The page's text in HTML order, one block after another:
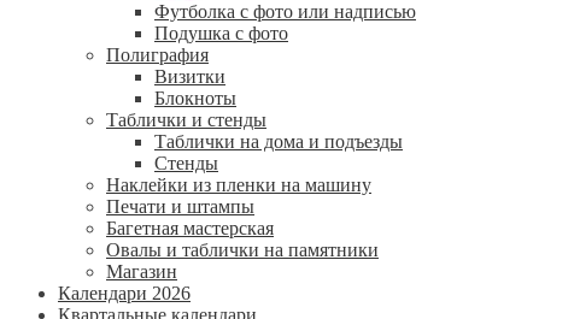
Футболка с фото или надписью
Подушка с фото
Полиграфия
Визитки
Блокноты
Таблички и стенды
Таблички на дома и подъезды
Стенды
Наклейки из пленки на машину
Печати и штампы
Багетная мастерская
Овалы и таблички на памятники
Магазин
Календари 2026
Квартальные календари